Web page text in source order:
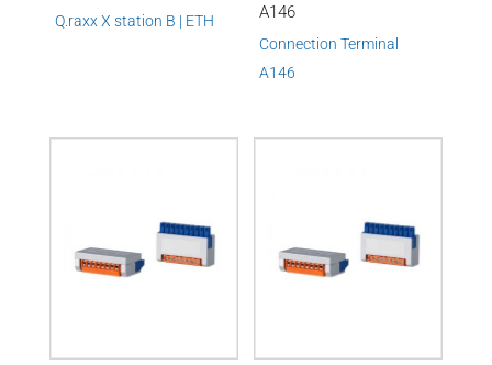
Q.raxx X station B | ETH
A146
Connection Terminal
A146